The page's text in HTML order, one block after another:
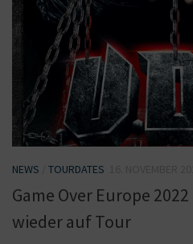
NEWS TOURDATES
Game Over Europe 2022
wieder auf Tour